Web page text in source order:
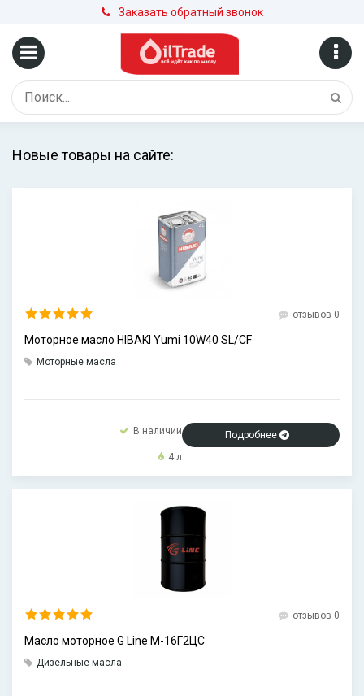
Заказать обратный звонок
Новые товары на сайте:
отзывов 0
Моторное масло HIBAKI Yumi 10W40 SL/CF
Моторные масла
В наличии
Подробнее
4 л
отзывов 0
Масло моторное G Line М-16Г2ЦС
Дизельные масла